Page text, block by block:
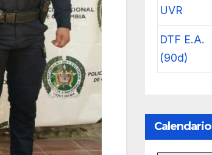
UVR
DTF E.A.
(90d)
Calendario